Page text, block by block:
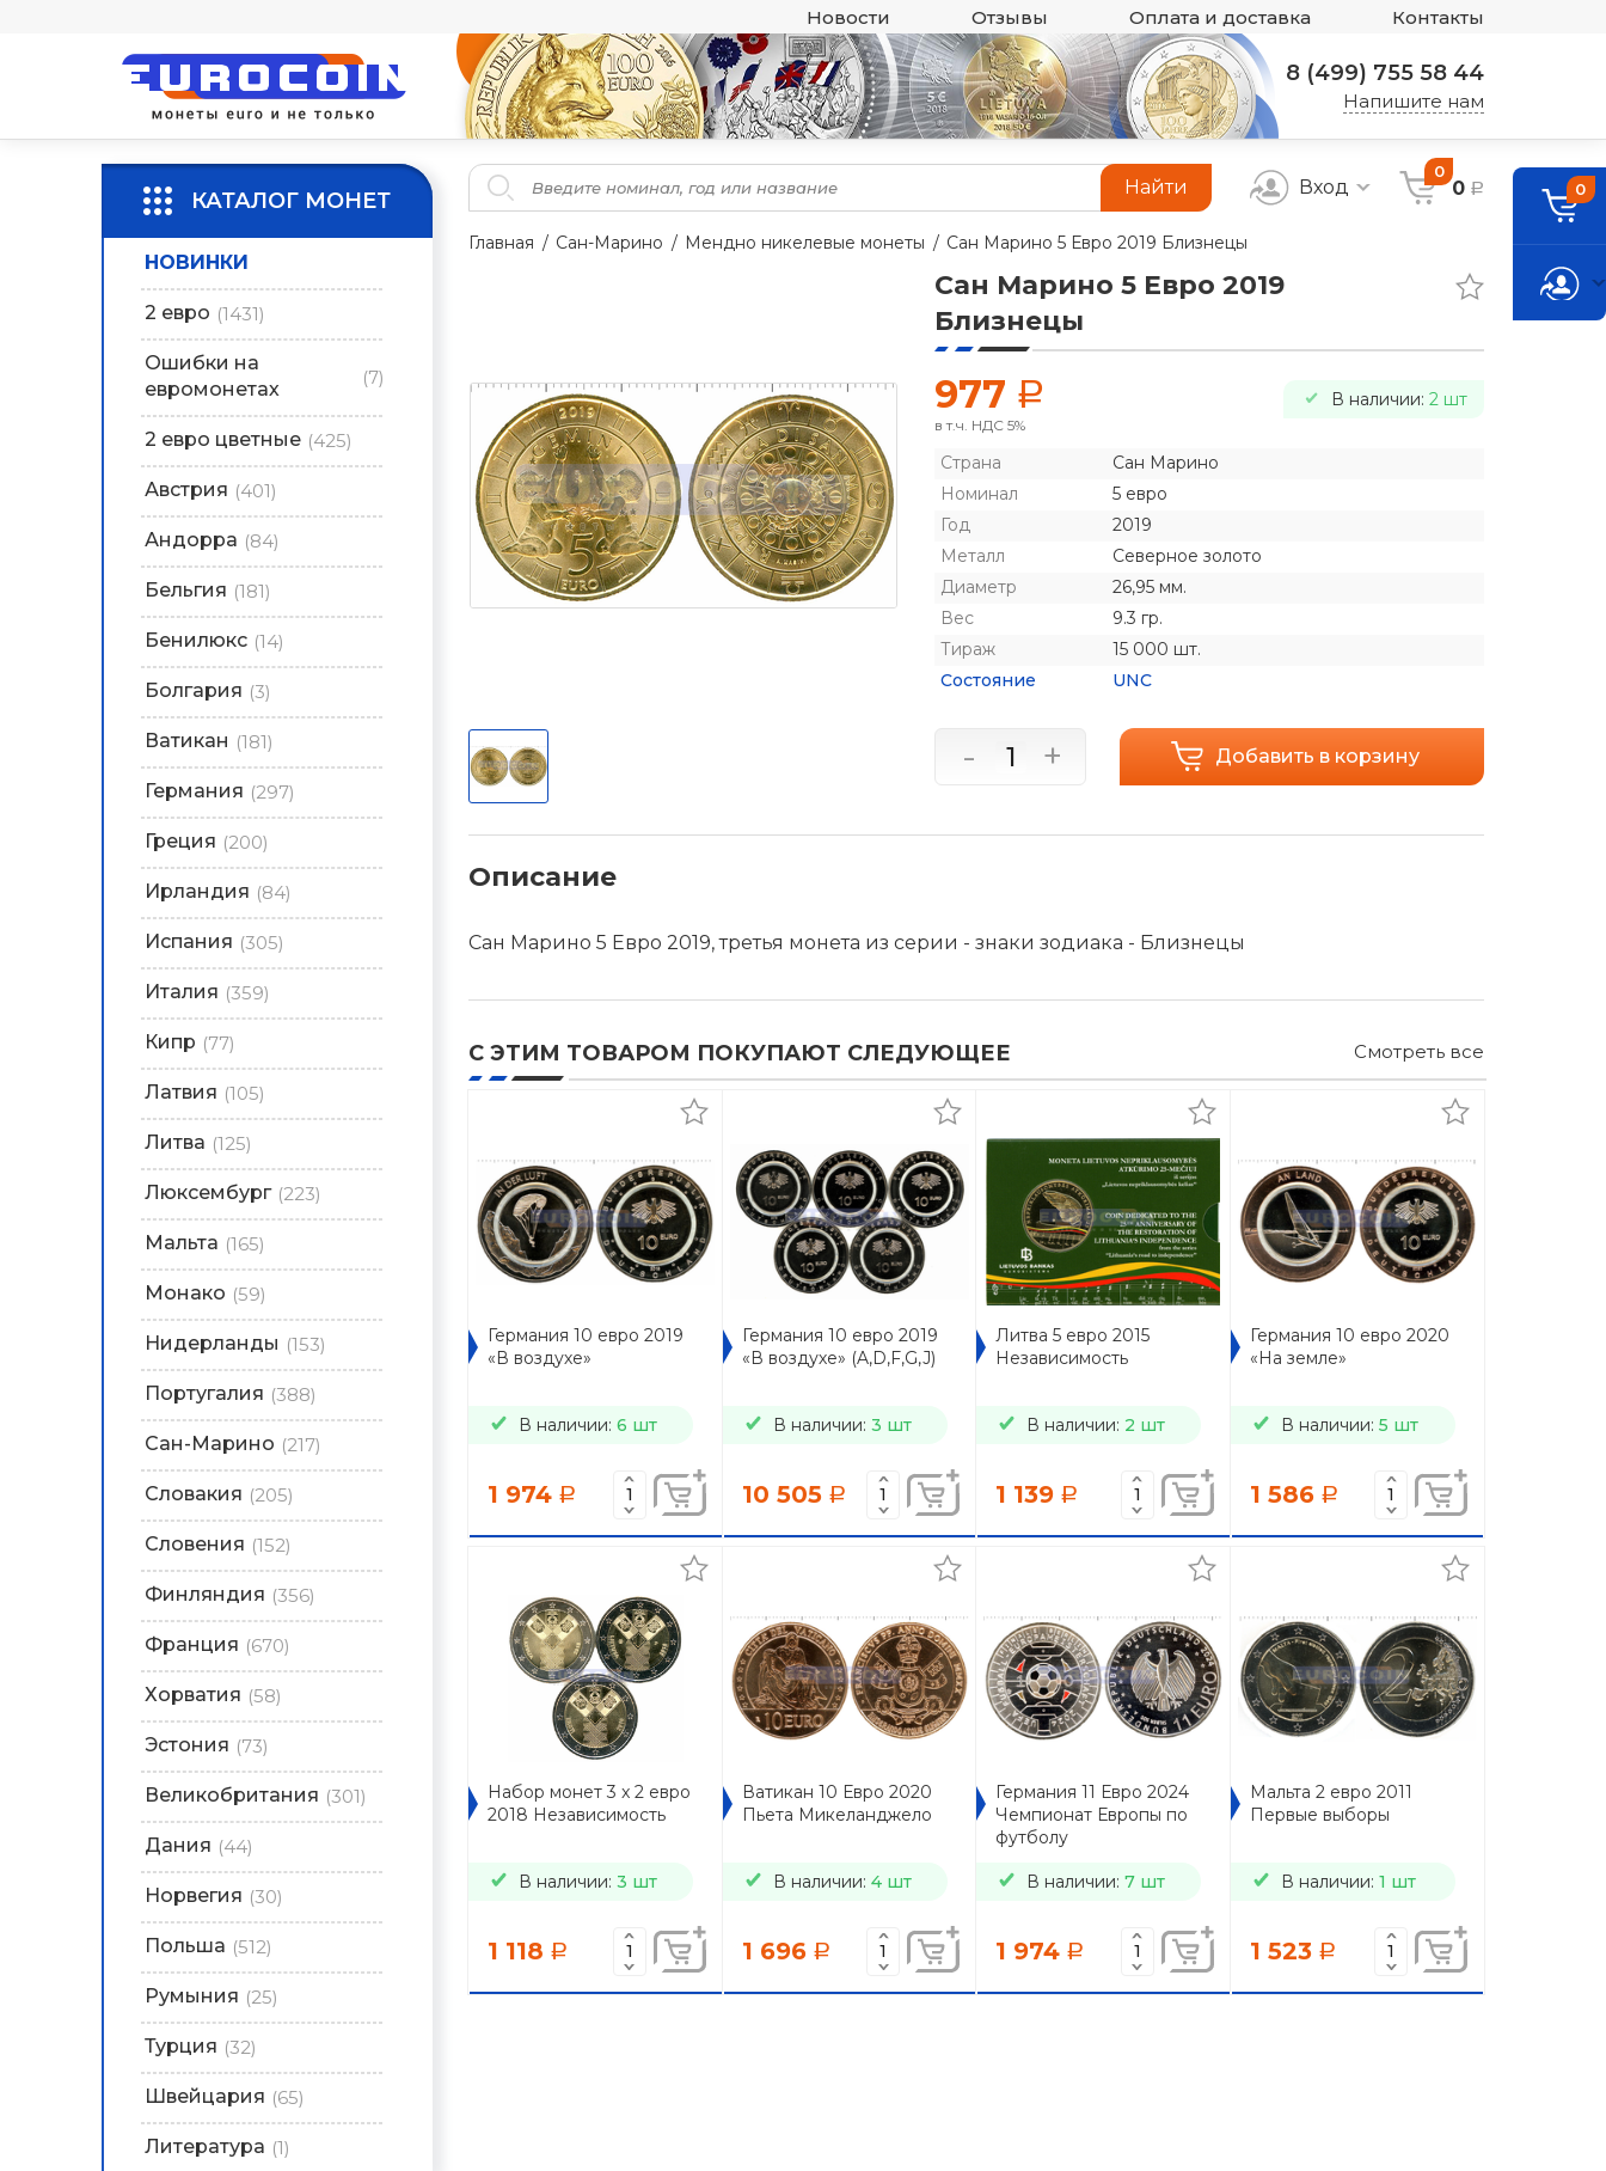
Новости Отзывы Оплата и доставка Контакты
8 (499) 755 58 44
Напишите нам
КАТАЛОГ МОНЕТ
НОВИНКИ
2 евро (1431)
Ошибки на
евромонетах
(7)
2 евро цветные (425)
Австрия (401)
Андорра (84)
Бельгия (181)
Бенилюкс (14)
Болгария (3)
Ватикан (181)
Германия (297)
Греция (200)
Ирландия (84)
Испания (305)
Италия (359)
Кипр (77)
Латвия (105)
Литва (125)
Люксембург (223)
Мальта (165)
Монако (59)
Нидерланды (153)
Португалия (388)
Сан-Марино (217)
Словакия (205)
Словения (152)
Финляндия (356)
Франция (670)
Хорватия (58)
Эстония (73)
Великобритания (301)
Дания (44)
Норвегия (30)
Польша (512)
Румыния (25)
Турция (32)
Швейцария (65)
Литература (1)
Найти Вход
0
0 a
Главная Сан-Марино Мендно никелевые монеты Сан Марино 5 Евро 2019 Близнецы
Сан Марино 5 Евро 2019
Близнецы
977 a
в т.ч. НДС 5%
В наличии: 2 шт
Страна
Сан Марино
Номинал
5 евро
Год
2019
Металл
Северное золото
Диаметр
26,95 мм.
Вес
9.3 гр.
Тираж
15 000 шт.
Состояние
UNC
- + Добавить в корзину
Описание
Сан Марино 5 Евро 2019, третья монета из серии - знаки зодиака - Близнецы
С ЭТИМ ТОВАРОМ ПОКУПАЮТ СЛЕДУЮЩЕЕ Смотреть все
Германия 10 евро 2019
«В воздухе»
В наличии: 6 шт
1 974 a
Германия 10 евро 2019
«В воздухе» (A,D,F,G,J)
В наличии: 3 шт
10 505 a
Литва 5 евро 2015
Независимость
В наличии: 2 шт
1 139 a
Германия 10 евро 2020
«На земле»
В наличии: 5 шт
1 586 a
Набор монет 3 x 2 евро
2018 Независимость
В наличии: 3 шт
1 118 a
Ватикан 10 Евро 2020
Пьета Микеланджело
В наличии: 4 шт
1 696 a
Германия 11 Евро 2024
Чемпионат Европы по
футболу
В наличии: 7 шт
1 974 a
Мальта 2 евро 2011
Первые выборы
В наличии: 1 шт
1 523 a
0